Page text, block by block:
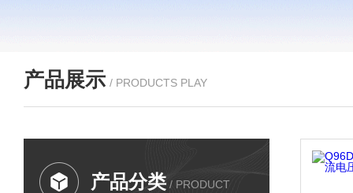
产品展示 / PRODUCTS PLAY
产品分类 / PRODUCT